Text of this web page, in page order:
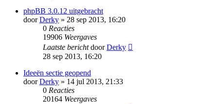
phpBB 3.0.12 uitgebracht
doorDerky » 28 sep 2013, 16:20
0 Reacties
19906 Weergaves
Laatste berichtdoorDerky
28 sep 2013, 16:20
Ideeën sectie geopend
doorDerky » 14 jul 2013, 21:33
0 Reacties
20164 Weergaves